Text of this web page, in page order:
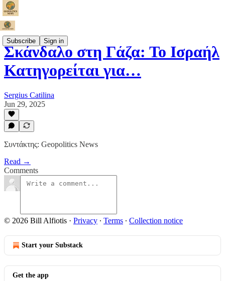
Subscribe Sign in
Σκάνδαλο στη Γάζα: Το Ισραήλ
Κατηγορείται για…
Sergius Catilina
Jun 29, 2025
Συντάκτης: Geopolitics News
Read →
Comments
© 2026 Bill Alfiotis · Privacy ∙ Terms ∙ Collection notice
Start your Substack
Get the app